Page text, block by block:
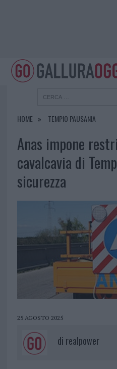
HOME TEMPIO PAUSANIA
Anas impone
cavalcavia di
sicurezza
25 AGOSTO 2025
di realpower